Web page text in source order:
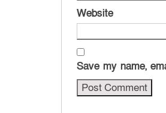
Website
Save my name,